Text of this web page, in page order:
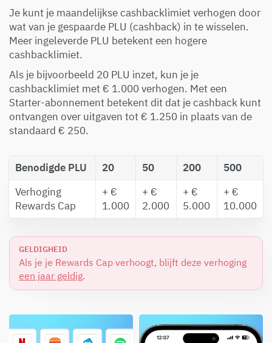
Je kunt je maandelijkse cashbacklimiet verhogen door
wat van je gespaarde PLU (cashback) in te wisselen.
Meer ingeleverde PLU betekent een hogere
cashbacklimiet.
Als je bijvoorbeeld 20 PLU inzet, kun je je
cashbacklimiet met € 1.000 verhogen. Met een
Starter-abonnement betekent dit dat je cashback kunt
ontvangen over uitgaven tot € 1.250 in plaats van de
standaard € 250.
Benodigde PLU 20 50 200
500
Verhoging
Rewards Cap
+ €
1.000
+ €
2.000
+ €
5.000
+ €
10.000
GELDIGHEID
Als je je Rewards Cap verhoogt, blijft deze verhoging
een jaar geldig.